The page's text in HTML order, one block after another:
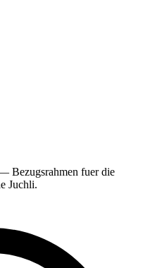
Bezugsrahmen fuer die
Juchli.